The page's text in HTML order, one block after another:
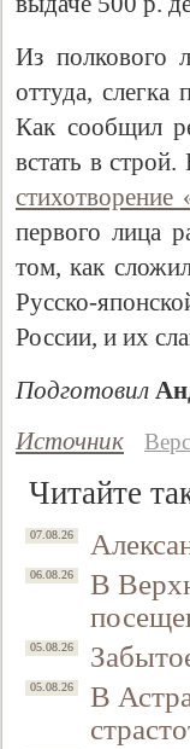
Из полкового
оттуда,
Как сообщил
встать в
первого лица
том, как
Русско-
России, и их
Подготовил
Источник
Читайте
07.08.26
06.08.26
В
05.08.26
05.08.26
В